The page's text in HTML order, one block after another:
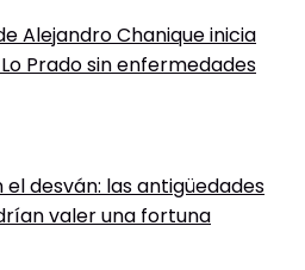
Alejandro Chanique inicia
Prado sin enfermedades
desván: las antigüedades
valer una fortuna